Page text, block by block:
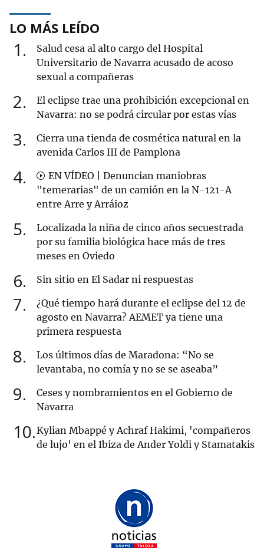
LO MÁS LEÍDO
1
Salud cesa al alto cargo del Hospital
Universitario de Navarra acusado de acoso
sexual a compañeras
2
El eclipse trae una prohibición excepcional en
Navarra: no se podrá circular por estas vías
3
Cierra una tienda de cosmética natural en la
avenida Carlos III de Pamplona
4
EN VÍDEO | Denuncian maniobras
"temerarias" de un camión en la N-121-A
entre Arre y Arráioz
5
Localizada la niña de cinco años secuestrada
por su familia biológica hace más de tres
meses en Oviedo
6 Sin sitio en El Sadar ni respuestas
7
¿Qué tiempo hará durante el eclipse del 12 de
agosto en Navarra? AEMET ya tiene una
primera respuesta
8
Los últimos días de Maradona: “No se
levantaba, no comía y no se se aseaba”
9
Ceses y nombramientos en el Gobierno de
Navarra
10 Kylian Mbappé y Achraf Hakimi, 'compañeros
de lujo' en el Ibiza de Ander Yoldi y Stamatakis